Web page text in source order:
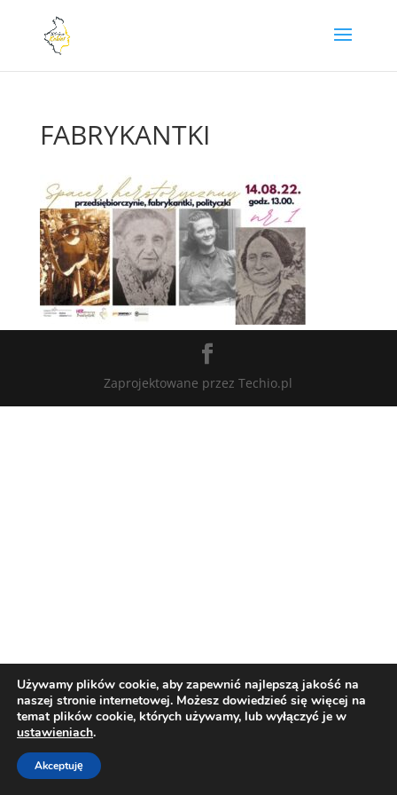
FABRYKANTKI
Zaprojektowane przez Techio.pl
Używamy plików cookie, aby zapewnić najlepszą jakość na
naszej stronie internetowej. Możesz dowiedzieć się więcej na
temat plików cookie, których używamy, lub wyłączyć je w
ustawieniach.
Akceptuję